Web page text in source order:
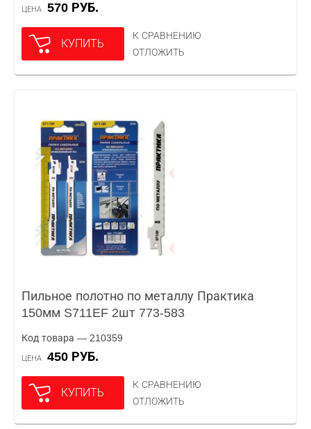
ЦЕНА 570 РУБ.
КУПИТЬ
К СРАВНЕНИЮ
ОТЛОЖИТЬ
Пильное полотно по металлу Практика
150мм S711EF 2шт 773-583
Код товара — 210359
ЦЕНА 450 РУБ.
КУПИТЬ
К СРАВНЕНИЮ
ОТЛОЖИТЬ